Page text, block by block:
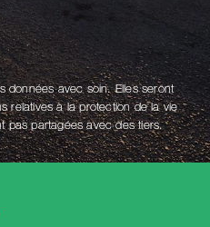
données avec soin. Elles seront
relatives à la protection de la vie
pas partagées avec des tiers.